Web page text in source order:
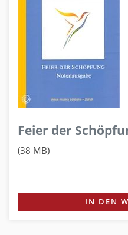
Feier der
(38 MB)
IN DEN